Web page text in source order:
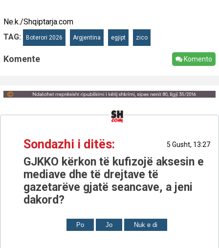
Ne.k./Shqiptarja.com
TAG:
Boterori 2026 Argjentina egjipt zico
Komente Komento
Sondazhi i ditës: 5 Gusht, 13:27
GJKKO kërkon të kufizojë aksesin e
mediave dhe të drejtave të
gazetarëve gjatë seancave, a jeni
dakord?
Po Jo Nuk e di